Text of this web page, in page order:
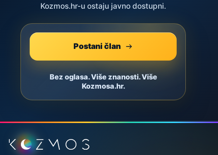
Kozmos.hr-u ostaju javno dostupni.
Postani član
Bez oglasa. Više znanosti. Više
Kozmosa.hr.
Podnožje stranice